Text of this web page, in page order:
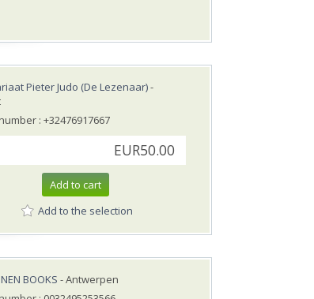
Pieter Judo (De Lezenaar)-
: +32476917667
EUR50.00
Add to cart
Add to the selection
BOOKS - Antwerpen